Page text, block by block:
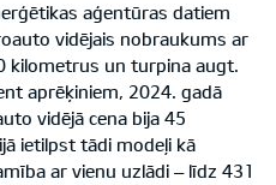
aģentūras datiem
vidējais nobraukums ar
kilometrus un turpina augt.
aprēķiniem, 2024. gadā
vidējā cena bija 45
ietilpst tādi modeļi kā
ar vienu uzlādi – līdz 431